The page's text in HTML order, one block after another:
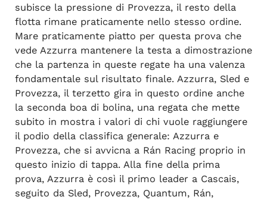
subisce la pressione di Provezza, il resto della
flotta rimane praticamente nello stesso ordine.
Mare praticamente piatto per questa prova che
vede Azzurra mantenere la testa a dimostrazione
che la partenza in queste regate ha una valenza
fondamentale sul risultato finale. Azzurra, Sled e
Provezza, il terzetto gira in questo ordine anche
la seconda boa di bolina, una regata che mette
subito in mostra i valori di chi vuole raggiungere
il podio della classifica generale: Azzurra e
Provezza, che si avvicna a Rán Racing proprio in
questo inizio di tappa. Alla fine della prima
prova, Azzurra è così il primo leader a Cascais,
seguito da Sled, Provezza, Quantum, Rán,